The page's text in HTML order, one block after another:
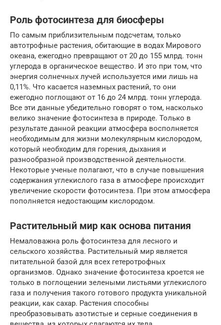
Роль фотосинтеза для биосферы
По самым приблизительным подсчетам, только
автотрофные растения, обитающие в водах Мирового
океана, ежегодно превращают от 20 до 155 млрд. тонн
углерода в органическое вещество. И это при том, что
энергия солнечных лучей используется ими лишь на
0,11%. Что касается наземных растений, то они
ежегодно поглощают от 16 до 24 млрд. тонн углерода.
Все эти данные убедительно говорят о том, насколько
велико значение фотосинтеза в природе. Только в
результате данной реакции атмосфера восполняется
необходимым для жизни молекулярным кислородом,
который необходим для горения, дыхания и
разнообразной производственной деятельности.
Некоторые ученые полагают, что в случае повышения
содержания углекислого газа в атмосфере происходит
увеличение скорости фотосинтеза. При этом атмосфера
пополняется недостающим кислородом.
Растительный мир как основа питания
Немаловажна роль фотосинтеза для лесного и
сельского хозяйства. Растительный мир является
питательной базой для всех гетеротрофных
организмов. Однако значение фотосинтеза кроется не
только в поглощении зелеными листьями углекислого
газа и получения такого готового продукта уникальной
реакции, как сахар. Растения способны
преобразовывать азотистые и серные соединения в